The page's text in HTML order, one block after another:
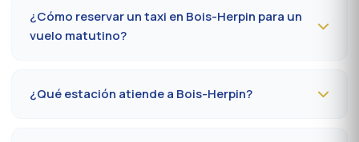
la terminal (Orly 1, 2, 3 o 4). Prever 10 minutos extra en
hora punta (7-9 h, 17-19 h).
¿Cómo reservar un taxi en Bois-Herpin para un
vuelo matutino?
62 indicando el número de vuelo, la terminal y la
dirección de recogida en Bois-Herpin. Confirmación por
¿Qué estación atiende a Bois-Herpin?